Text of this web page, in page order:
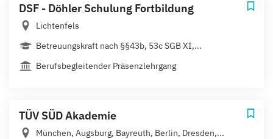
DSF - Döhler Schulung Fortbildung
Lichtenfels
Betreuungskraft nach §§43b, 53c SGB XI,...
Berufsbegleitender Präsenzlehrgang
TÜV SÜD Akademie
München, Augsburg, Bayreuth, Berlin, Dresden,...